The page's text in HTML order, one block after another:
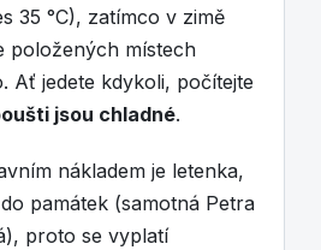
35 °C), zatímco v zimě
položených místech
Ať jedete kdykoli, počítejte
jsou chladné.
nákladem je letenka,
památek (samotná Petra
proto se vyplatí